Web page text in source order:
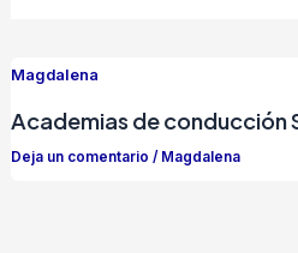
Magdalena
Academias de conducción
Deja un comentario / Magdalena